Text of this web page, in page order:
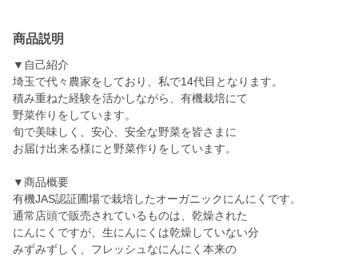
商品説明
▼自己紹介
埼玉で代々農家をしており、私で14代目となります。
積み重ねた経験を活かしながら、有機栽培にて
野菜作りをしています。
旬で美味しく、安心、安全な野菜を皆さまに
お届け出来る様にと野菜作りをしています。
▼商品概要
有機JAS認証圃場で栽培したオーガニックにんにくです。
通常店頭で販売されているものは、乾燥された
にんにくですが、生にんにくは乾燥していない分
みずみずしく、フレッシュなにんにく本来の